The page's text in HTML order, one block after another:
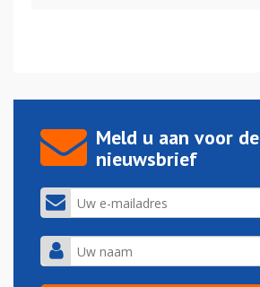
Meld u aan voor de
nieuwsbrief